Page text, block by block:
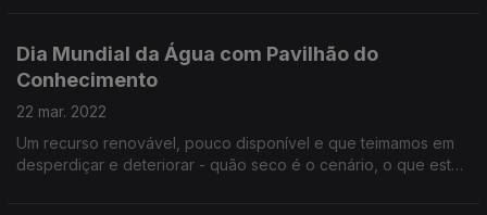
Dia Mundial da Água com Pavilhão do
Conhecimento
22 mar. 2022
Um recurso renovável, pouco disponível e que teimamos em
desperdiçar e deteriorar - quão seco é o cenário, o que está